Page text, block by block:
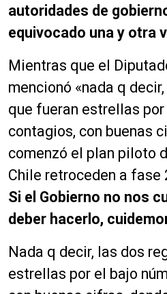
autoridades de
equivocado una y otra
Mientras que el
mencionó «nada q
que fueran estrellas
contagios, con buenas
comenzó el plan piloto
Chile retroceden a fase
Si el Gobierno no nos
deber hacerlo,
Nada q decir, las dos
estrellas por el bajo